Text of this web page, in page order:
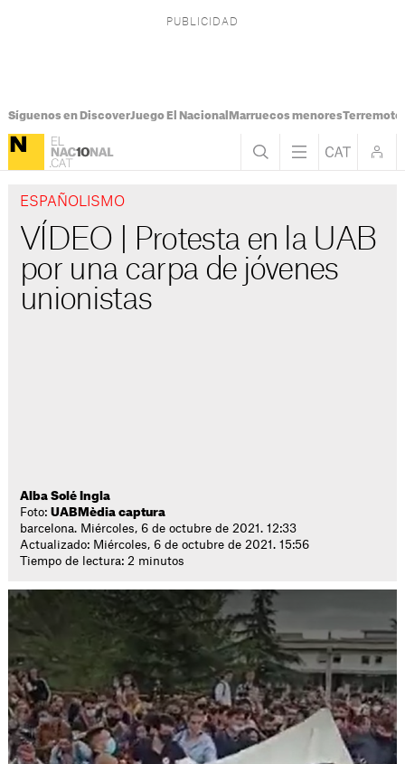
Síguenos en DiscoverJuego El Nacional Marruecos menoresTerremoto
ESPAÑOLISMO
VÍDEO | Protesta en la UAB
por una carpa de jóvenes
unionistas
Alba Solé Ingla
Foto:UABMèdia captura
barcelona. Miércoles, 6 de octubre de 2021. 12:33
Actualizado: Miércoles, 6 de octubre de 2021. 15:56
Tiempo de lectura: 2 minutos